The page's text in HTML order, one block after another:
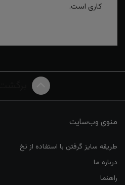
کاری است.
منوی وب‌سایت
طریقه سایز گرفتن با استفاده از نخ
درباره ما
راهنما